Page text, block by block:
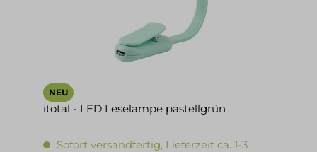
NEU
itotal - LED Leselampe pastellgrün
Sofort versandfertig, Lieferzeit ca. 1-3